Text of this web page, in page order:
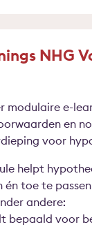
NHG
e-
en
voor
helpt
toe te
andere:
bepaald voor